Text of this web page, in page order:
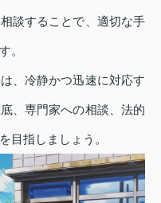
談することで、適切な手
。
、冷静かつ迅速に対応す
、専門家への相談、法的
目指しましょう。